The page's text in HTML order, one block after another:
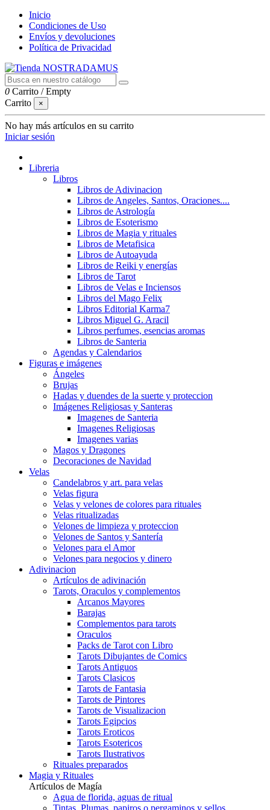
Inicio
Condiciones de Uso
Envíos y devoluciones
Política de Privacidad
0 Carrito /Empty
Carrito
×
No hay más artículos en su carrito
Iniciar sesión
Libreria
Libros
Libros de Adivinacion
Libros de Angeles, Santos, Oraciones....
Libros de Astrología
Libros de Esoterismo
Libros de Magia y rituales
Libros de Metafisica
Libros de Autoayuda
Libros de Reiki y energías
Libros de Tarot
Libros de Velas e Inciensos
Libros del Mago Felix
Libros Editorial Karma7
Libros Miguel G. Aracil
Libros perfumes, esencias aromas
Libros de Santeria
Agendas y Calendarios
Figuras e imágenes
Ángeles
Brujas
Hadas y duendes de la suerte y proteccion
Imágenes Religiosas y Santeras
Imagenes de Santeria
Imagenes Religiosas
Imagenes varias
Magos y Dragones
Decoraciones de Navidad
Velas
Candelabros y art. para velas
Velas figura
Velas y velones de colores para rituales
Velas ritualizadas
Velones de limpieza y proteccion
Velones de Santos y Santería
Velones para el Amor
Velones para negocios y dinero
Adivinacion
Artículos de adivinación
Tarots, Oraculos y complementos
Arcanos Mayores
Barajas
Complementos para tarots
Oraculos
Packs de Tarot con Libro
Tarots Dibujantes de Comics
Tarots Antiguos
Tarots Clasicos
Tarots de Fantasia
Tarots de Pintores
Tarots de Visualizacion
Tarots Egipcios
Tarots Eroticos
Tarots Esotericos
Tarots Ilustrativos
Rituales preparados
Magia y Rituales
Artículos de Magía
Agua de florida, aguas de ritual
Tintas, Plumas, papiros o pergaminos y sellos